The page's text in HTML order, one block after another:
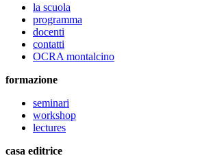
la scuola
programma
docenti
contatti
OCRA montalcino
formazione
seminari
workshop
lectures
casa editrice